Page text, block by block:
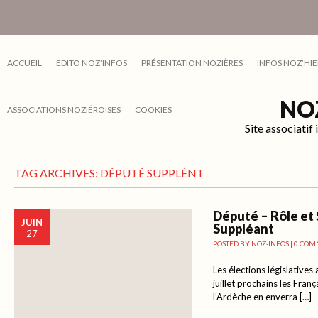
ACCUEIL EDITO NOZ’INFOS PRÉSENTATION NOZIÈRES INFOS
ASSOCIATIONS NOZIÉROISES COOKIES
Site associatif
TAG ARCHIVES: DÉPUTÉ SUPPLÉNT
JUIN
27
Député – Rôle
Suppléant
POSTED BY NOZ-INFOS | 0
Les élections législatives
juillet prochains les
l’Ardèche en enverra […]